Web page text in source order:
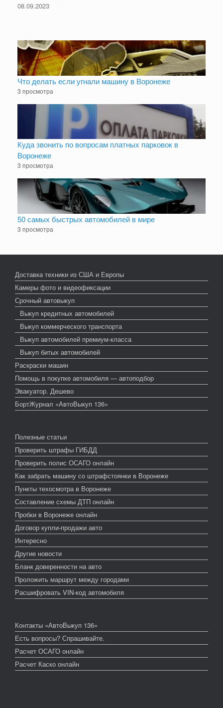
08.09.2023
Что делать если угнали машину в Воронеже
3 просмотра
Куда звонить по вопросам платных парковок в
Воронеже
3 просмотра
50 самых быстрых автомобилей в мире
3 просмотра
Доставка техники из США и Европы
Камеры фото и видеофиксации
Срочный автовыкуп
Выкуп кредитных автомобилей
Выкуп коммерческого транспорта
Выкуп автомобилей премиум-класса
Выкуп битых автомобилей
Раскраски машин
Помощь в покупке автомобиля — автоподбор
Эвакуатор. Дешево
БортЖурнал «АвтоВыкуп 136»
Полезные статьи
Проверить штрафы ГИБДД
Проверить полис ОСАГО онлайн
Как забрать машину со штрафстоянки в Воронеже
Пункты техосмотра в Воронеже
Составление схемы ДТП онлайн
Пробки в Воронеже онлайн
Договор купли-продажи авто
Интересно
Другие новости
Бланк доверенности на авто
Проложить маршрут между городами
Расшифровать VIN-код автомобиля
Контакты «АвтоВыкуп 136»
Есть вопросы? Спрашивайте.
Расчет ОСАГО онлайн
Расчет Каско онлайн